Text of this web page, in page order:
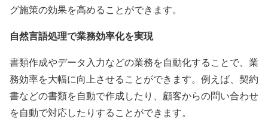
グ施策の効果を高めることができます。
自然言語処理で業務効率化を実現
書類作成やデータ入力などの業務を自動化することで、業
務効率を大幅に向上させることができます。例えば、契約
書などの書類を自動で作成したり、顧客からの問い合わせ
を自動で対応したりすることができます。